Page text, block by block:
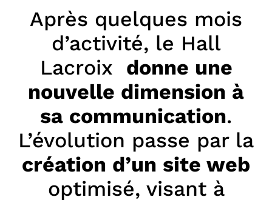
Après quelques mois
d’activité, le Hall
Lacroix donne une
nouvelle dimension à
sa communication.
L’évolution passe par la
création d’un site web
optimisé, visant à